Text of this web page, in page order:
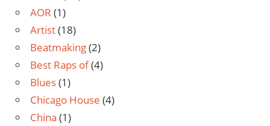
AOR (1)
Artist(18)
Beatmaking(2)
Best Raps of(4)
Blues(1)
Chicago House (4)
China (1)